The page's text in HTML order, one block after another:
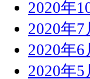
2020年
2020年7
2020年6
2020年5